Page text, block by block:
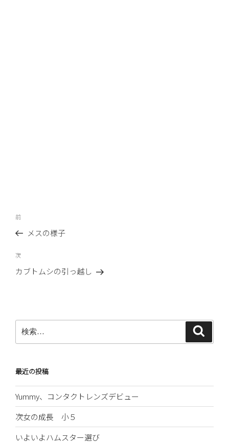
投
ナ
ビ
ゲ
ン
前
の
稿
前
メスの様子
次
の
次
カブトムシの引っ越し
索:
最近の投稿
Yummy、コンタクトレンズデビュー
次女の成長 小５
いよいよハムスター選び